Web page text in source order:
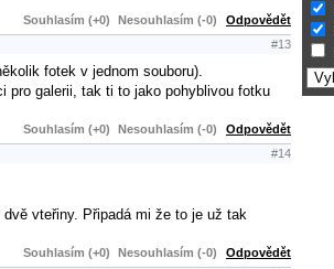
Souhlasím (+0) Nesouhlasím (-0) Odpovědět
#13
fotek v jednom souboru).
pro galerii, tak ti to jako pohyblivou fotku
Souhlasím (+0) Nesouhlasím (-0) Odpovědět
#14
vteřiny. Připadá mi že to je už tak
Souhlasím (+0) Nesouhlasím (-0) Odpovědět